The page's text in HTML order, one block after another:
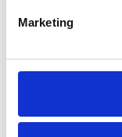
Marketing